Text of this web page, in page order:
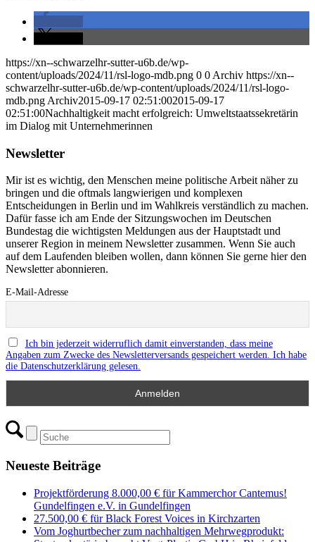
https://xn--schwarzelhr-sutter-u6b.de/wp-
content/uploads/2024/11/rsl-logo-mdb.png 0 0 Archiv https://xn--
schwarzelhr-sutter-u6b.de/wp-content/uploads/2024/11/rsl-logo-
mdb.png Archiv2015-09-17 02:51:002015-09-17
02:51:00Nachhaltigkeit macht erfolgreich: Umweltstaatssekretärin
im Dialog mit Unternehmerinnen
Newsletter
Mir ist es wichtig, den Menschen meine politische Arbeit näher zu
bringen und die oftmals langwierigen und komplexen
Entscheidungen in Berlin und im Wahlkreis verständlich zu machen.
Dafür fasse ich am Ende der Sitzungswochen im Deutschen
Bundestag die wichtigsten Meldungen aus der Hauptstadt und
unserer Region in meinem Newsletter zusammen. Wenn Sie auch
auf dem Laufenden bleiben wollen, dann können Sie gerne hier den
Newsletter abonnieren.
E-Mail-Adresse
Ich bin jederzeit widerruflich damit einverstanden, dass meine
Angaben zum Zwecke des Newsletterversands gespeichert werden. Ich habe
die Datenschutzerklärung gelesen.
Neueste Beiträge
Projektförderung 8.000,00 € für Kammerchor Cantemus!
Gundelfingen e.V. in Gundelfingen
27.500,00 € für Black Forest Voices in Kirchzarten
Vom Joghurtbecher zum nachhaltigen Mehrwegprodukt: